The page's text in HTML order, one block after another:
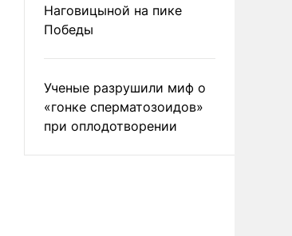
Наговицыной на пике
Победы
Ученые разрушили миф о
«гонке сперматозоидов»
при оплодотворении